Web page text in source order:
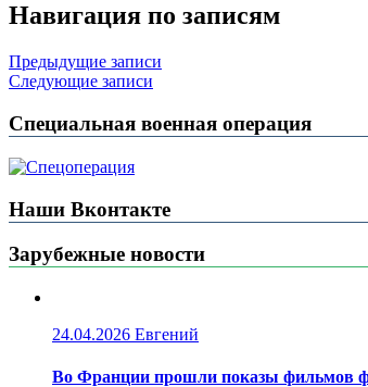
Навигация по записям
Предыдущие записи
Следующие записи
Специальная военная операция
Наши Вконтакте
Зарубежные новости
24.04.2026 Евгений
Во Франции прошли показы фильмов